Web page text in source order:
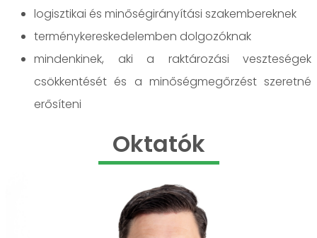
logisztikai és minőségirányítási szakembereknek
terménykereskedelemben dolgozóknak
mindenkinek, aki a raktározási veszteségek
csökkentését és a minőségmegőrzést szeretné
erősíteni
Oktatók